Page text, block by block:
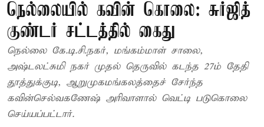
நெல்லையில் கவின் கொலை: சுர்ஜித்
குண்டர் சட்டத்தில் கைது
நெல்லை கே.டி.சி.நகர், மங்கம்மாள் சாலை,
அஷ்டலட்சுமி நகர் முதல் தெருவில் கடந்த 27ம் தேதி
தூத்துக்குடி, ஆறுமுகமங்கலத்தைச் சேர்ந்த
கவின்செல்வகணேஷ் அரிவாளால் வெட்டி படுகொலை
செய்யப்பட்டார்.